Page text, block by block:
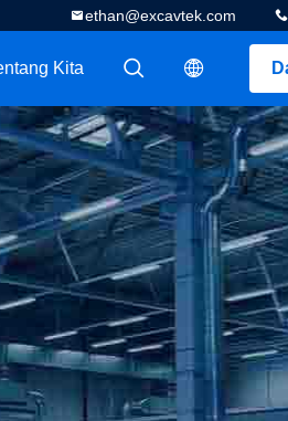
ethan@excavtek.com
描述
描述
Kita